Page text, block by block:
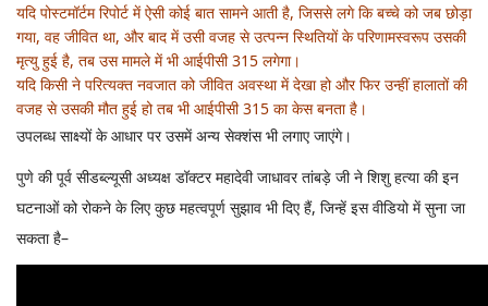
यदि पोस्टमॉर्टम रिपोर्ट में ऐसी कोई बात सामने आती है, जिससे लगे कि बच्चे को जब छोड़ा
गया, वह जीवित था, और बाद में उसी वजह से उत्पन्न स्थितियों के परिणामस्वरूप उसकी
मृत्यु हुई है, तब उस मामले में भीआईपीसी 315 लगेगा।
यदि किसी ने परित्यक्त नवजात को जीवित अवस्था में देखा हो और फिर उन्हीं हालातों की
वजह से उसकी मौत हुई हो तब भी आईपीसी 315 का केस बनता है।
उपलब्ध साक्ष्यों के आधार पर उसमें अन्य सेक्शंस भी लगाए जाएंगे।
पुणे की पूर्व सीडब्ल्यूसी अध्यक्ष डॉक्टर महादेवी जाधावर तांबड़े जी ने शिशु हत्या की इन
घटनाओं को रोकने के लिए कुछ महत्वपूर्ण सुझाव भी दिए हैं, जिन्हें इस वीडियो में सुना जा
सकता है–